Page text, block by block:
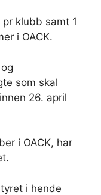
klubb samt 1
i OACK.
som skal
innen 26. april
i OACK, har
i hende